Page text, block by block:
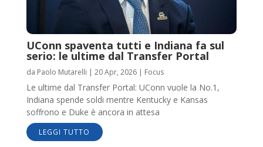
UConn spaventa tutti e Indiana fa sul
serio: le ultime dal Transfer Portal
da Paolo Mutarelli | 20 Apr, 2026| Focus
Le ultime dal Transfer Portal: UConn vuole la No.1,
Indiana spende soldi mentre Kentucky e Kansas
soffrono e Duke è ancora in attesa
LEGGI TUTTO